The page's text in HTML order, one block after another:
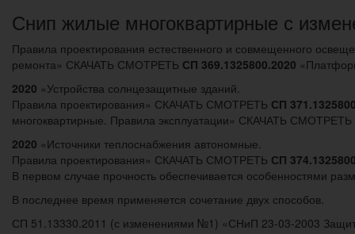
Снип жилые многоквартирные с
Правила проектирования естественного и совмещенного
ремонта» СКАЧАТЬ СМОТРЕТЬ СП 369.1325800.2020
2020 «Устройства солнцезащитные зданий.
Правила проектирования» СКАЧАТЬ СМОТРЕТЬ СП
многоквартирные. Правила эксплуатации» СКАЧАТЬ СМОТРЕТЬ
2020 «Источники теплоснабжения автономные.
Правила проектирования» СКАЧАТЬ СМОТРЕТЬ СП
В первом случае прочность обеспечивается особенностями
В последнее время применяется сочетание двух способов.
СП 51.13330.2011 (с изменениями №1) «СНиП 23-03-2003